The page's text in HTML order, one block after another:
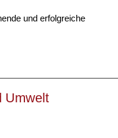
und erfolgreiche
Umwelt